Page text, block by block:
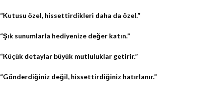
“Kutusu özel, hissettirdikleri daha da özel.”
“Şık sunumlarla hediyenize değer katın.”
“Küçük detaylar büyük mutluluklar getirir.”
“Gönderdiğiniz değil, hissettirdiğiniz hatırlanır.”